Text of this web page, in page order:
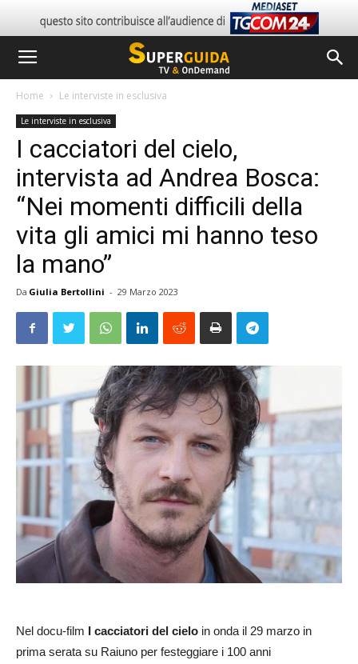
Home Le interviste in esclusiva
Le interviste in esclusiva
I cacciatori del cielo,
intervista ad Andrea Bosca:
“Nei momenti difficili della
vita gli amici mi hanno teso
la mano”
Da Giulia Bertollini - 29 Marzo 2023
Nel docu-film I cacciatori del cielo in onda il 29 marzo in
prima serata su Raiuno per festeggiare i 100 anni